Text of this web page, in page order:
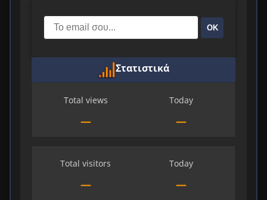
ΟΚ
Στατιστικά
Total views
—
Today
—
Total visitors
—
Today
—